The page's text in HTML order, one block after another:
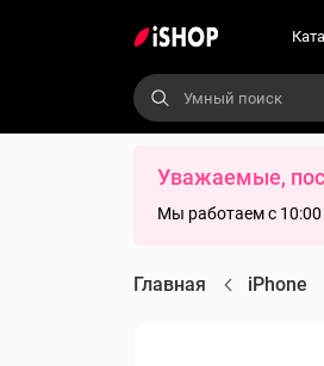
Уважаемые,
Мы работаем с 10:00
Главная iPhone